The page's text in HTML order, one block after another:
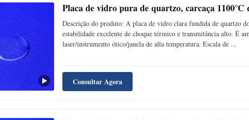
Placa de vidro pura de quartzo, carcaça
Descrição do produto: A placa de vidro clara fundida de quartzo
estabilidade excelente de choque térmico e transmitância alto. É
laser/instrumento ótico/janela de alta temperatura. Escala de ...
Consultar Agora